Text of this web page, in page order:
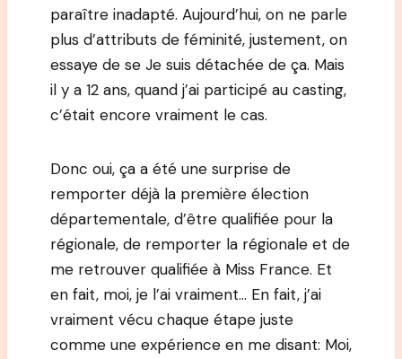
paraître inadapté. Aujourd’hui, on ne parle
plus d’attributs de féminité, justement, on
essaye de se Je suis détachée de ça. Mais
il y a 12 ans, quand j’ai participé au casting,
c’était encore vraiment le cas.
Donc oui, ça a été une surprise de
remporter déjà la première élection
départementale, d’être qualifiée pour la
régionale, de remporter la régionale et de
me retrouver qualifiée à Miss France. Et
en fait, moi, je l’ai vraiment… En fait, j’ai
vraiment vécu chaque étape juste
comme une expérience en me disant: Moi,